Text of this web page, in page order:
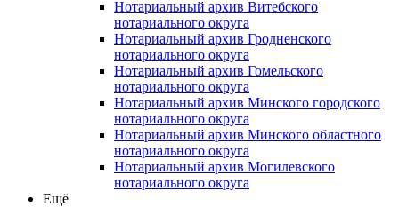
Нотариальный архив Витебского
нотариального округа
Нотариальный архив Гродненского
нотариального округа
Нотариальный архив Гомельского
нотариального округа
Нотариальный архив Минского городского
нотариального округа
Нотариальный архив Минского областного
нотариального округа
Нотариальный архив Могилевского
нотариального округа
Ещё